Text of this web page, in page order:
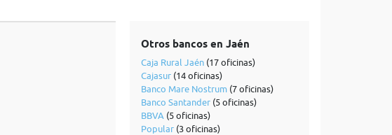
Otros bancos en Jaén
Caja Rural Jaén(17 oficinas)
Cajasur(14 oficinas)
Banco Mare Nostrum(7 oficinas)
Banco Santander(5 oficinas)
BBVA (5 oficinas)
Popular(3 oficinas)